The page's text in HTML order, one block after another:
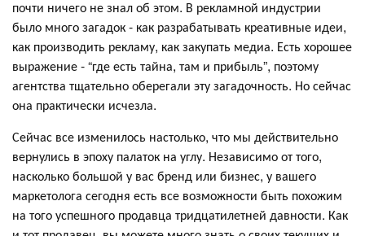
почти ничего не знал об этом. В рекламной индустрии
было много загадок - как разрабатывать креативные идеи,
как производить рекламу, как закупать медиа. Есть хорошее
выражение - “где есть тайна, там и прибыль”, поэтому
агентства тщательно оберегали эту загадочность. Но сейчас
она практически исчезла.
Сейчас все изменилось настолько, что мы действительно
вернулись в эпоху палаток на углу. Независимо от того,
насколько большой у вас бренд или бизнес, у вашего
маркетолога сегодня есть все возможности быть похожим
на того успешного продавца тридцатилетней давности. Как